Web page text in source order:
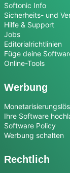
Softonic Info
Sicherheits- und
Hilfe & Support
Jobs
Editorialrichtlinien
Füge deine
Online-Tools
Werbung
Ihre Software
Software Policy
Werbung schalten
Rechtlich